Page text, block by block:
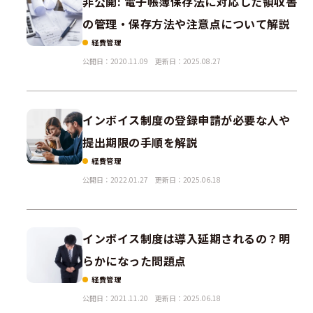
の管理・保存方法や注意点について解説
経費管理
公開日：2020.11.09
更新日：2025.08.27
インボイス制度の登録申請が必要な人や
提出期限の手順を解説
経費管理
公開日：2022.01.27
更新日：2025.06.18
インボイス制度は導入延期されるの？明
らかになった問題点
経費管理
公開日：2021.11.20
更新日：2025.06.18